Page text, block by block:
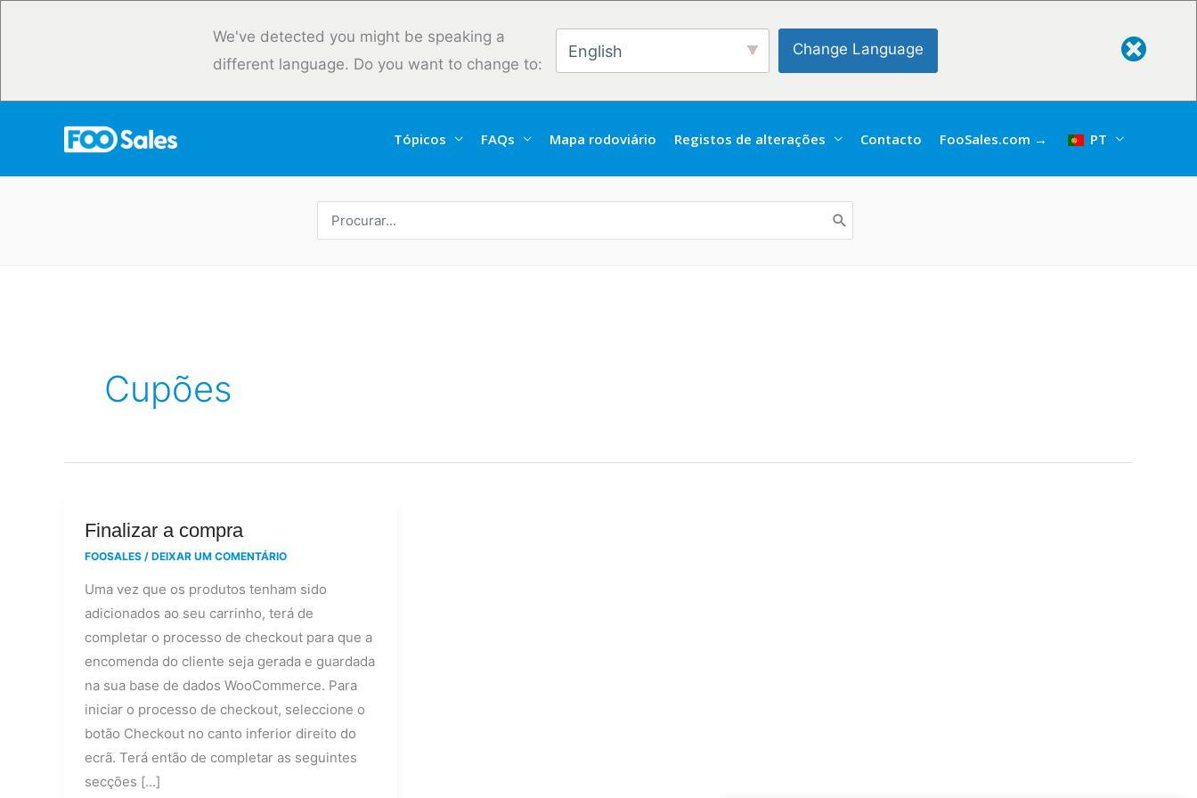
We've detected you might be speaking a
different language. Do you want to change to:
English Change Language
Tópicos FAQs Mapa rodoviário Registos de alterações Contacto FooSales.com → PT
por:
Cupões
Finalizar a compra
FOOSALES / DEIXAR UM COMENTÁRIO
Uma vez que os produtos tenham sido
adicionados ao seu carrinho, terá de
completar o processo de checkout para que a
encomenda do cliente seja gerada e guardada
na sua base de dados WooCommerce. Para
iniciar o processo de checkout, seleccione o
botão Checkout no canto inferior direito do
ecrã. Terá então de completar as seguintes
secções [...]
Finalizar
a